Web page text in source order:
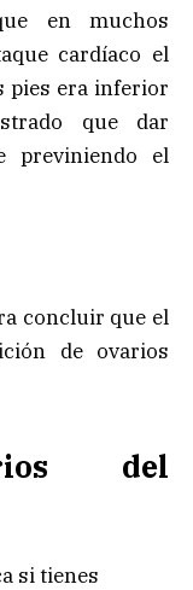
en muchos
cardíaco el
pies era inferior
que dar
previniendo el
concluir que el
de ovarios
del
si tienes